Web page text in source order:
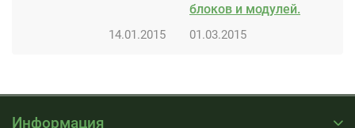
14.01.2015
блоков и модулей.
01.03.2015
Информация